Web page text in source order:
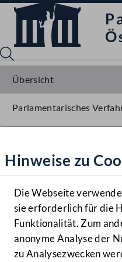
Hilfe
Benutzer
Navigationsmenü
MENÜ
Hinweise zu
Die Webseite
sie erforderlich für die
Funktionalität. Zum
anonyme Analyse der
zu Analysezwecken
Übersicht
Parlamentarisches